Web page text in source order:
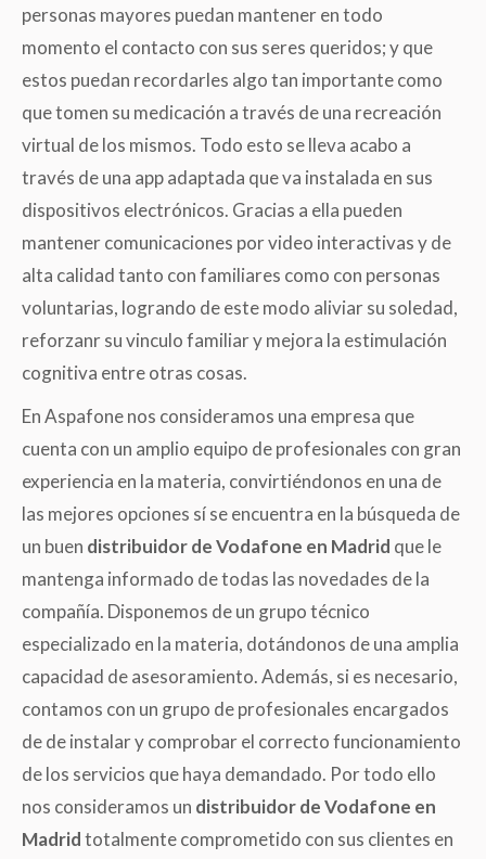
personas mayores puedan mantener en todo
momento el contacto con sus seres queridos; y que
estos puedan recordarles algo tan importante como
que tomen su medicación a través de una recreación
virtual de los mismos. Todo esto se lleva acabo a
través de una app adaptada que va instalada en sus
dispositivos electrónicos. Gracias a ella pueden
mantener comunicaciones por video interactivas y de
alta calidad tanto con familiares como con personas
voluntarias, logrando de este modo aliviar su soledad,
reforzanr su vinculo familiar y mejora la estimulación
cognitiva entre otras cosas.
En Aspafone nos consideramos una empresa que
cuenta con un amplio equipo de profesionales con gran
experiencia en la materia, convirtiéndonos en una de
las mejores opciones sí se encuentra en la búsqueda de
un buen distribuidor de Vodafone en Madrid que le
mantenga informado de todas las novedades de la
compañía. Disponemos de un grupo técnico
especializado en la materia, dotándonos de una amplia
capacidad de asesoramiento.Además, si es necesario,
contamos con un grupo de profesionales encargados
de de instalar y comprobar el correcto funcionamiento
de los servicios que haya demandado. Por todo ello
nos consideramos un distribuidor de Vodafone en
Madridtotalmente comprometido con sus clientes en